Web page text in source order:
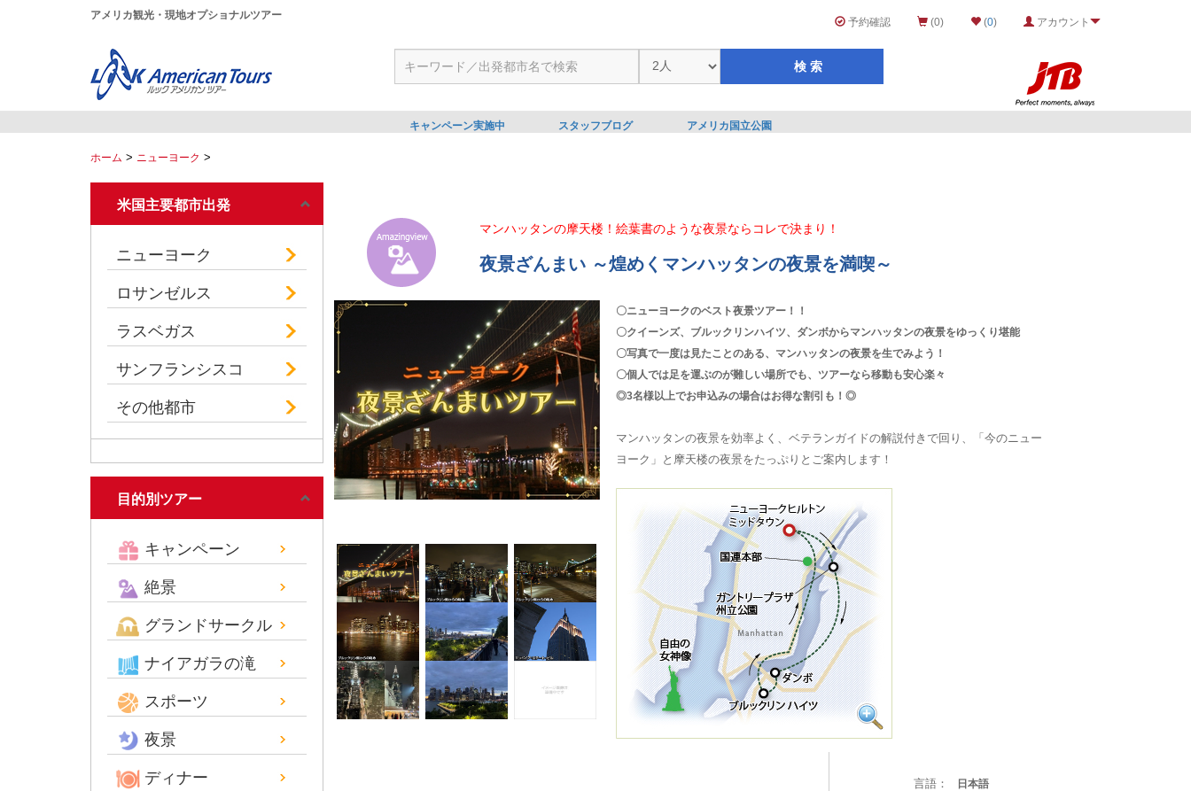
アメリカ観光・現地オプショナルツアー
予約確認 (0) (0) アカウント
キャンペーン実施中 スタッフブログ アメリカ国立公園
ホーム > ニューヨーク >
米国主要都市出発
ニューヨーク
ロサンゼルス
ラスベガス
サンフランシスコ
その他都市
目的別ツアー
キャンペーン
絶景
グランドサークル
ナイアガラの滝
スポーツ
夜景
ディナー
マンハッタンの摩天楼！絵葉書のような夜景ならコレで決まり！
夜景ざんまい ～煌めくマンハッタンの夜景を満喫～
〇ニューヨークのベスト夜景ツアー！！
〇クイーンズ、ブルックリンハイツ、ダンボからマンハッタンの夜景をゆっくり堪能
〇写真で一度は見たことのある、マンハッタンの夜景を生でみよう！
〇個人では足を運ぶのが難しい場所でも、ツアーなら移動も安心楽々
◎3名様以上でお申込みの場合はお得な割引も！◎
マンハッタンの夜景を効率よく、ベテランガイドの解説付きで回り、「今のニュー
ヨーク」と摩天楼の夜景をたっぷりとご案内します！
言語： 日本語